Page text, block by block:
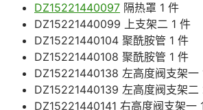
DZ15221440097 隔热罩 1 件
DZ15221440099 上支架二 1 件
DZ15221440104 聚酰胺管 1 件
DZ15221440108 聚酰胺管 1 件
DZ15221440138 左高度阀支架一
DZ15221440139 左高度阀支架二
DZ15221440141 右高度阀支架一